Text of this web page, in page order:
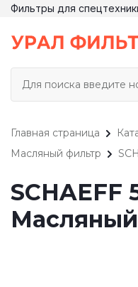
Фильтры для
Главная страница
Масляный фильтр
SCHAEFF